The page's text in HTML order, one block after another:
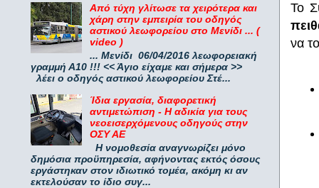
Το
να
Από τύχη γλίτωσε τα χειρότερα και
χάρη στην εμπειρία του οδηγός
αστικού λεωφορείου στο Μενίδι ... (
video )
... Μενίδι 06/04/2016 λεωφορειακή
γραμμή Α10 !!! << Άγιο είχαμε και σήμερα >>
λέει ο οδηγός αστικού λεωφορείου Στέ...
Ίδια εργασία, διαφορετική
αντιμετώπιση - Η αδικία για τους
νεοεισερχόμενους οδηγούς στην
ΟΣΥ ΑΕ
Η νομοθεσία αναγνωρίζει μόνο
δημόσια προϋπηρεσία, αφήνοντας εκτός όσους
εργάστηκαν στον ιδιωτικό τομέα, ακόμη κι αν
εκτελούσαν το ίδιο συγ...